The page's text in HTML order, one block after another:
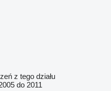
z tego działu
do 2011